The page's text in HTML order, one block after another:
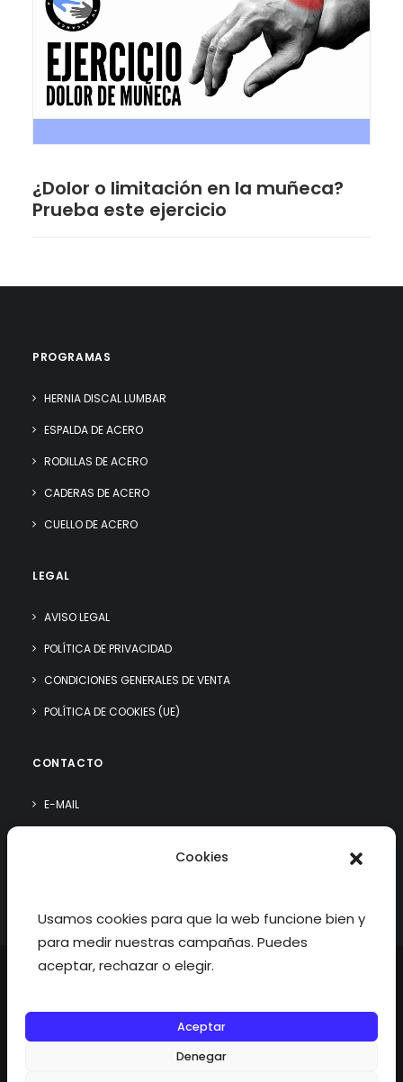
Cookies
Usamos cookies para que la web funcione bien y
para medir nuestras campañas. Puedes
aceptar, rechazar o elegir.
Aceptar
Denegar
¿Dolor o limitación en la muñeca?
Prueba este ejercicio
PROGRAMAS
HERNIA DISCAL LUMBAR
ESPALDA DE ACERO
RODILLAS DE ACERO
CADERAS DE ACERO
CUELLO DE ACERO
LEGAL
AVISO LEGAL
POLÍTICA DE PRIVACIDAD
CONDICIONES GENERALES DE VENTA
POLÍTICA DE COOKIES (UE)
CONTACTO
E-MAIL
©2026 fisioterapiatualcance todos los derechos reservados.